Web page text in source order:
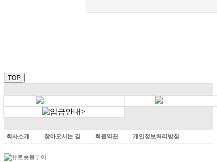
TOP
회사소개 찾아오시는 길 회원약관 개인정보처리방침